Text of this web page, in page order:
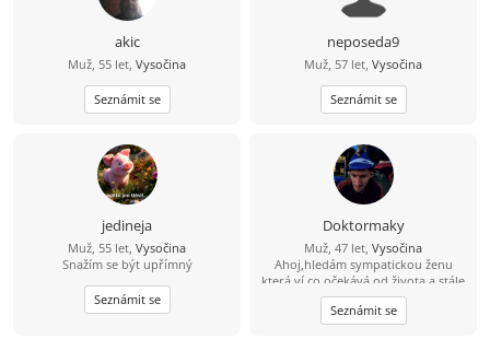
akic
Muž, 55 let, Vysočina
Seznámit se
neposeda9
Muž, 57 let, Vysočina
Seznámit se
jedineja
Muž, 55 let, Vysočina
Snažím se být upřímný
Seznámit se
Doktormaky
Muž, 47 let, Vysočina
Ahoj,hledám sympatickou ženu
která ví co očekává od života a stále
ještě hledá toho prvého pro
společnou cestu.Jsem optimista a
věřím že někde jsi...
Seznámit se